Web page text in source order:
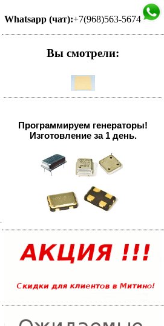
Whatsapp (чат):+7(968)563-5674
Вы смотрели:
Программируем генераторы!
Изготовление за 1 день.